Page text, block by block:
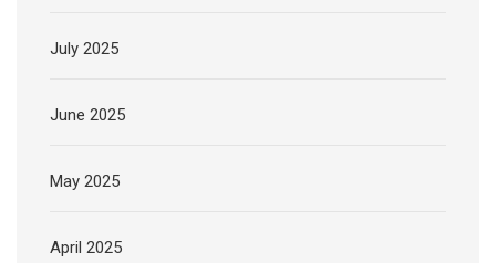
July 2025
June 2025
May 2025
April 2025